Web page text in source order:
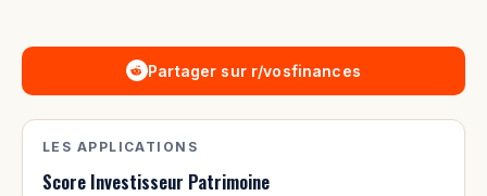
Partager sur r/vosfinances
LES APPLICATIONS
Score Investisseur Patrimoine